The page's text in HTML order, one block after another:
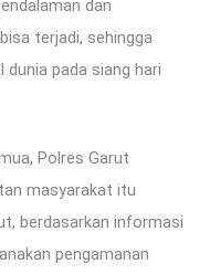
dan
terjadi, sehingga
pada siang hari
Polres Garut
masyarakat itu
berdasarkan informasi
pengamanan